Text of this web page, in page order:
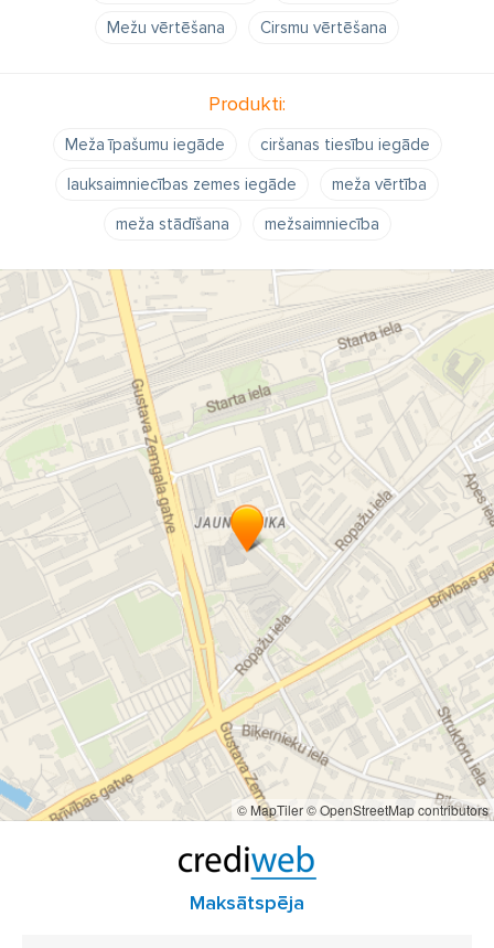
Mežu vērtēšana
Cirsmu vērtēšana
Produkti:
Meža īpašumu iegāde
ciršanas tiesību iegāde
lauksaimniecības zemes iegāde
meža vērtība
meža stādīšana
mežsaimniecība
© MapTiler© OpenStreetMap contributors
Maksātspēja